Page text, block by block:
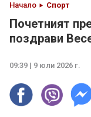
Начало Спорт
Почетният
поздрави
09:39 | 9 юли 2026 г.